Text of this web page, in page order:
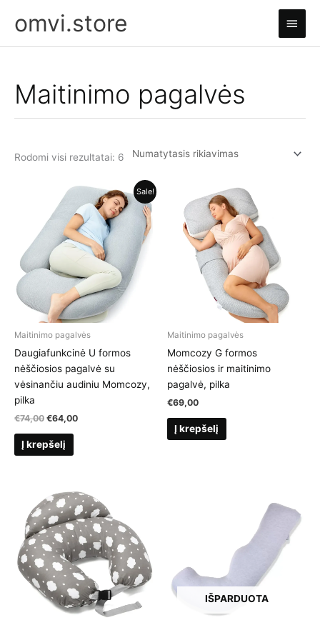
prieomvi.store
Maitinimo pagalvės
Rodomi visi rezultatai: 6
Sale!
Maitinimo pagalvės
Daugiafunkcinė U formos
nėščiosios pagalvė su
vėsinančiu audiniu Momcozy,
pilka
€74,00 Original
was:
€74,00.
€64,00Current
Į krepšelį
Maitinimo pagalvės
Momcozy G formos
nėščiosios ir maitinimo
pagalvė, pilka
€69,00
Į krepšelį
IŠPARDUOTA